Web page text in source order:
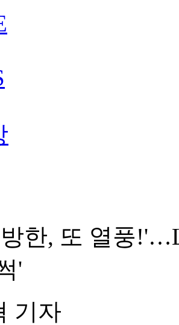
한, 또 열풍
'
기자